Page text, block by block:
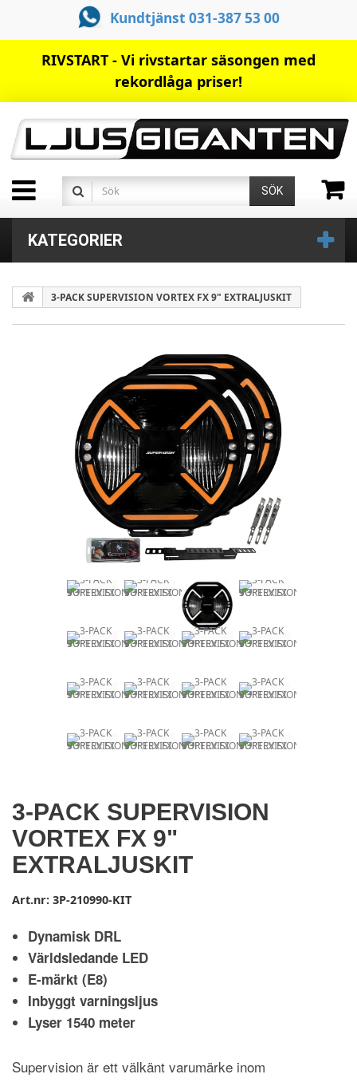
Kundtjänst 031-387 53 00
RIVSTART - Vi rivstartar säsongen med
rekordlåga priser!
SÖK
KATEGORIER
3-PACK SUPERVISION VORTEX FX 9" EXTRALJUSKIT
3-PACK SUPERVISION
VORTEX FX 9"
EXTRALJUSKIT
Art.nr: 3P-210990-KIT
Dynamisk DRL
Världsledande LED
E-märkt (E8)
Inbyggt varningsljus
Lyser 1540 meter
Supervision är ett välkänt varumärke inom